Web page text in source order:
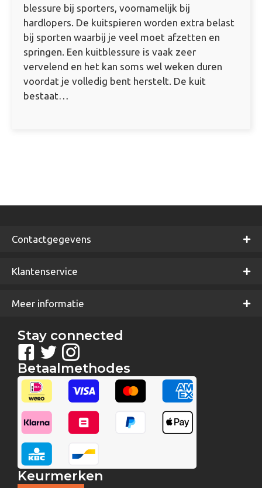
blessure bij sporters, voornamelijk bij
hardlopers. De kuitspieren worden extra belast
bij sporten waarbij je veel moet afzetten en
springen. Een kuitblessure is vaak zeer
vervelend en het kan soms wel weken duren
voordat je volledig bent herstelt. De kuit
bestaat…
Contactgegevens
Klantenservice
Meer informatie
Stay connected
Betaalmethodes
Keurmerken